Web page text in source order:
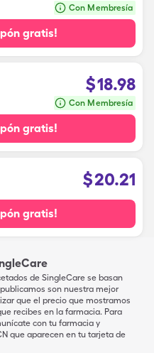
Con Membresía
gratis!
$18.98
Con Membresía
gratis!
$20.21
gratis!
de SingleCare se basan
son nuestra mejor
que el precio que mostramos
recibes en la farmacia. Para
con tu farmacia y
que aparecen en tu tarjeta de